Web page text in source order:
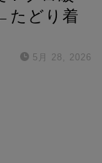
たどり着
5月 28, 2026